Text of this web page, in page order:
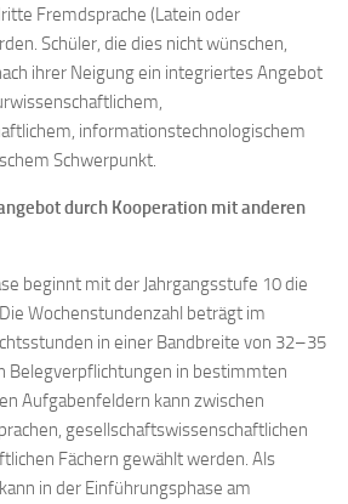
Fremdsprache (Latein oder
Schüler, die dies nicht wünschen,
ihrer Neigung ein integriertes Angebot
informationstechnologischem
Schwerpunkt.
durch Kooperation mit anderen
beginnt mit der Jahrgangsstufe 10 die
Wochenstundenzahl beträgt im
in einer Bandbreite von 32–35
Belegverpflichtungen in bestimmten
Aufgabenfeldern kann zwischen
gesellschaftswissenschaftlichen
Fächern gewählt werden. Als
in der Einführungsphase am